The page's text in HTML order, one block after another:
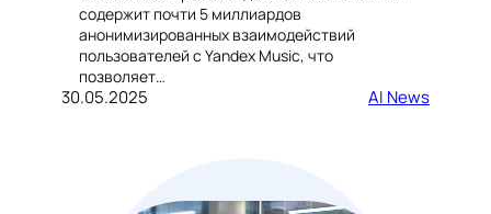
содержит почти 5 миллиардов
анонимизированных взаимодействий
пользователей с Yandex Music, что
позволяет…
30.05.2025 AI News